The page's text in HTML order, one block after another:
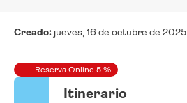
Creado: jueves, 16 de octubre de 2025
Reserva Online 5 %
Itinerario